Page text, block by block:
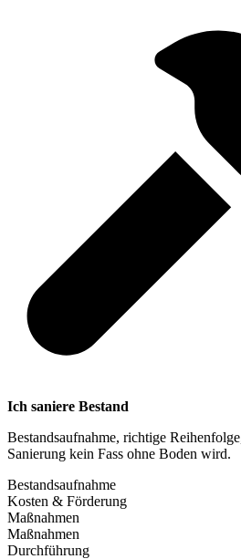
Ich saniere Bestand
Bestandsaufnahme, richtige
Sanierung kein Fass ohne Boden wird.
Bestandsaufnahme
Kosten & Förderung
Maßnahmen
Maßnahmen
Durchführung